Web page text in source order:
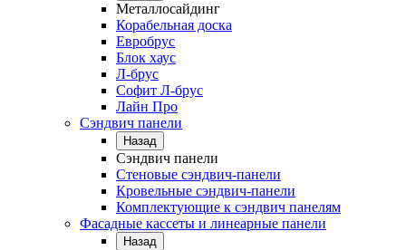
Металлосайдинг
Корабельная доска
Евробрус
Блок хаус
Л-брус
Софит Л-брус
Лайн Про
Сэндвич панели
Назад
Сэндвич панели
Стеновые сэндвич-панели
Кровельные сэндвич-панели
Комплектующие к сэндвич панелям
Фасадные кассеты и линеарные панели
Назад